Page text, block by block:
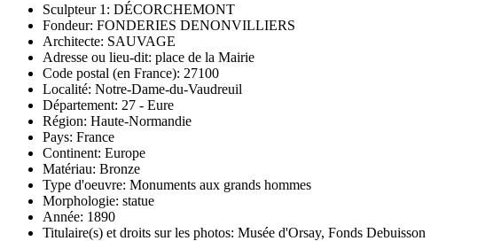
Sculpteur 1: DÉCORCHEMONT
Fondeur: FONDERIES DENONVILLIERS
Architecte: SAUVAGE
Adresse ou lieu-dit: place de la Mairie
Code postal (en France): 27100
Localité: Notre-Dame-du-Vaudreuil
Département: 27 - Eure
Région: Haute-Normandie
Pays: France
Continent: Europe
Matériau: Bronze
Type d'oeuvre: Monuments aux grands hommes
Morphologie: statue
Année: 1890
Titulaire(s) et droits sur les photos: Musée d'Orsay, Fonds Debuisson